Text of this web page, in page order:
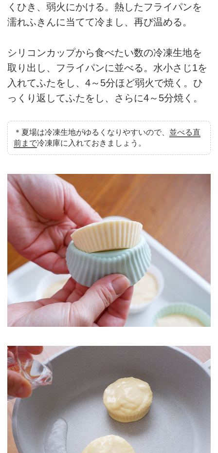
くひき、弱火にかける。熱したフライパンを
濡れふきんに当てて冷まし、再び温める。
シリコンカップから食べたい数の冷凍生地を
取り出し、フライパンに並べる。水小さじ1を
入れてふたをし、4～5分ほど弱火で焼く。ひ
っくり返してふたをし、さらに4～5分焼く。
＊夏場は冷凍生地がゆるくなりやすいので、 並べる直
前まで冷凍庫に入れておきましょう。